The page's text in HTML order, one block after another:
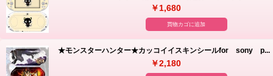
￥1,680
買物カゴに追加
★モンスターハンター★カッコイイスキンシールfor sony p...
￥2,180